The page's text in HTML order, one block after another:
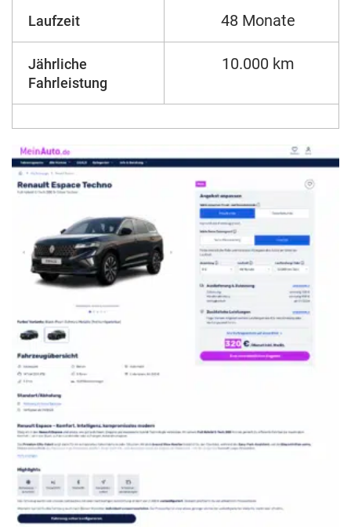
Laufzeit 48 Monate
Jährliche
Fahrleistung
10.000 km